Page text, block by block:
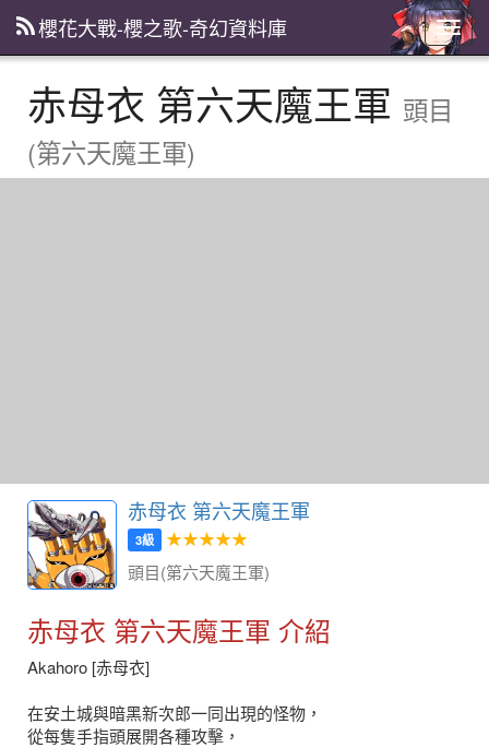
主
選
櫻花大戰-櫻之歌-奇幻資料庫
赤母衣 第六天魔王軍 頭目
(第六天魔王軍)
赤母衣 第六天魔王軍
3級
★★★★★
頭目(第六天魔王軍)
赤母衣 第六天魔王軍 介紹
Akahoro [赤母衣]
在安土城與暗黑新次郎一同出現的怪物，
從每隻手指頭展開各種攻擊，